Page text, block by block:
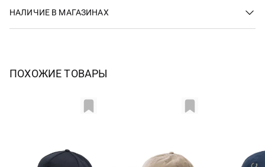
НАЛИЧИЕ В МАГАЗИНАХ
ПОХОЖИЕ ТОВАРЫ